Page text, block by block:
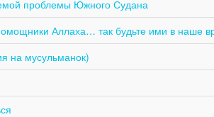
проблемы Южного Судана
Аллаха… так будьте ими в наше
на мусульманок)